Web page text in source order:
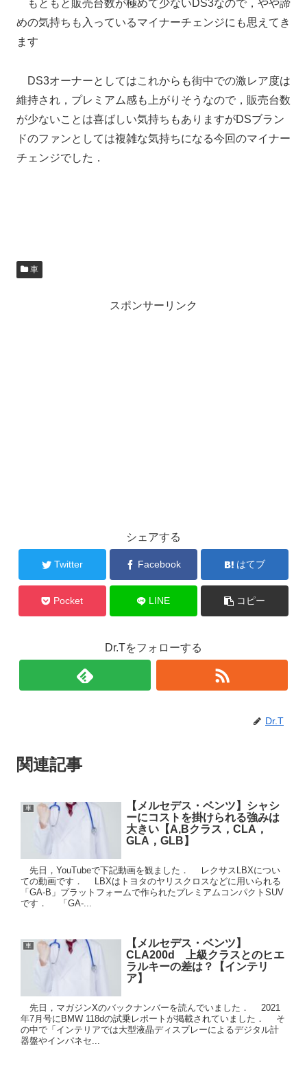
もともと販売台数が極めて少ないDS3なので，やや諦
めの気持ちも入っているマイナーチェンジにも思えてき
ます
DS3オーナーとしてはこれからも街中での激レア度は
維持され，プレミアム感も上がりそうなので，販売台数
が少ないことは喜ばしい気持ちもありますがDSブラン
ドのファンとしては複雑な気持ちになる今回のマイナー
チェンジでした．
車
スポンサーリンク
シェアする
Twitter Facebook はてブ
Pocket LINE コピー
Dr.Tをフォローする
Dr.T
関連記事
車
【メルセデス・ベンツ】シャシ
ーにコストを掛けられる強みは
大きい【A,Bクラス，CLA，
GLA，GLB】
先日，YouTubeで下記動画を観ました． レクサスLBXについ
ての動画です． LBXはトヨタのヤリスクロスなどに用いられる
「GA-B」プラットフォームで作られたプレミアムコンパクトSUV
です． 「GA-...
車
【メルセデス・ベンツ】
CLA200d 上級クラスとのヒエ
ラルキーの差は？【インテリ
ア】
先日，マガジンXのバックナンバーを読んでいました． 2021
年7月号にBMW 118dの試乗レポートが掲載されていました． そ
の中で「インテリアでは大型液晶ディスプレーによるデジタル計
器盤やインパネセ...